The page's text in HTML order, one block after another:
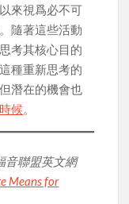
來視爲必不可
隨著這些活動
考其核心目的
種重新思考的
潛在的機會也
候。
音聯盟英文網
Means for